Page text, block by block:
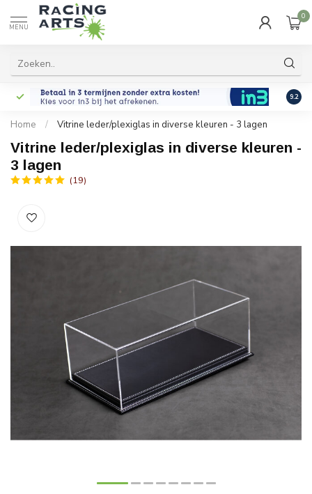
MENU
0
9.2
Home / Vitrine leder/plexiglas in diverse kleuren - 3 lagen
Vitrine leder/plexiglas in diverse kleuren -
3 lagen
(19)